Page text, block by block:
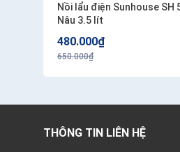
Nồi lẩu điện Sunhouse SH
Nâu 3.5 lít
480.000₫
650.000₫
THÔNG TIN LIÊN HỆ